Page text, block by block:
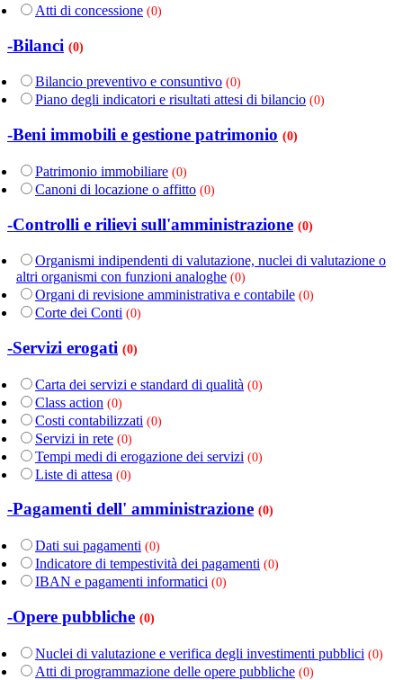
Atti di concessione (0)
-Bilanci (0)
Bilancio preventivo e consuntivo (0)
Piano degli indicatori e risultati attesi di bilancio (0)
-Beni immobili e gestione patrimonio (0)
Patrimonio immobiliare (0)
Canoni di locazione o affitto (0)
-Controlli e rilievi sull'amministrazione (0)
Organismi indipendenti di valutazione, nuclei di valutazione o
altri organismi con funzioni analoghe (0)
Organi di revisione amministrativa e contabile (0)
Corte dei Conti (0)
-Servizi erogati (0)
Carta dei servizi e standard di qualità (0)
Class action (0)
Costi contabilizzati (0)
Servizi in rete (0)
Tempi medi di erogazione dei servizi (0)
Liste di attesa (0)
-Pagamenti dell' amministrazione (0)
Dati sui pagamenti (0)
Indicatore di tempestività dei pagamenti (0)
IBAN e pagamenti informatici (0)
-Opere pubbliche (0)
Nuclei di valutazione e verifica degli investimenti pubblici (0)
Atti di programmazione delle opere pubbliche (0)